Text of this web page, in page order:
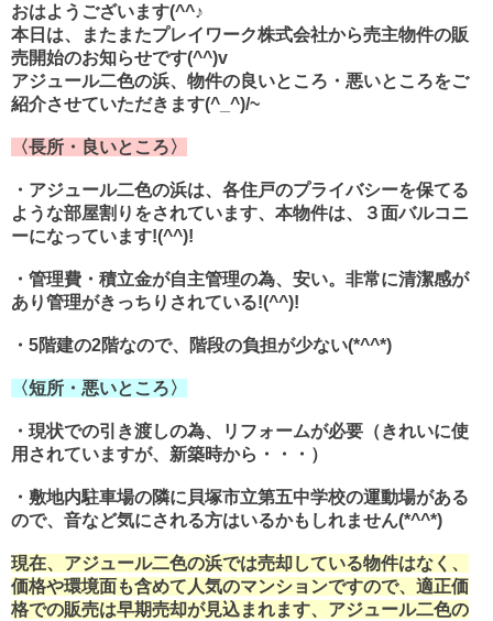
おはようございます(^^♪
本日は、またまたプレイワーク株式会社から売主物件の販
売開始のお知らせです(^^)v
アジュール二色の浜、物件の良いところ・悪いところをご
紹介させていただきます(^_^)/~
〈長所・良いところ〉
・アジュール二色の浜は、各住戸のプライバシーを保てる
ような部屋割りをされています、本物件は、３面バルコニ
ーになっています!(^^)!
・管理費・積立金が自主管理の為、安い。非常に清潔感が
あり管理がきっちりされている!(^^)!
・5階建の2階なので、階段の負担が少ない(*^^*)
〈短所・悪いところ〉
・現状での引き渡しの為、リフォームが必要（きれいに使
用されていますが、新築時から・・・）
・敷地内駐車場の隣に貝塚市立第五中学校の運動場がある
ので、音など気にされる方はいるかもしれません(*^^*)
現在、アジュール二色の浜では売却している物件はなく、
価格や環境面も含めて人気のマンションですので、適正価
格での販売は早期売却が見込まれます、アジュール二色の